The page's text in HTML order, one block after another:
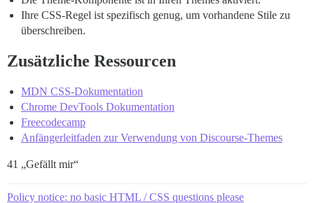
Ihre CSS-Regel ist spezifisch genug, um vorhandene Stile zu
überschreiben.
Zusätzliche Ressourcen
MDN CSS-Dokumentation
Chrome DevTools Dokumentation
Freecodecamp
Anfängerleitfaden zur Verwendung von Discourse-Themes
41 „Gefällt mir“
Policy notice: no basic HTML / CSS questions please